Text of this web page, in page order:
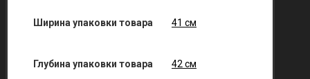
Ширина упаковки товара 41 см
Глубина упаковки товара 42 см